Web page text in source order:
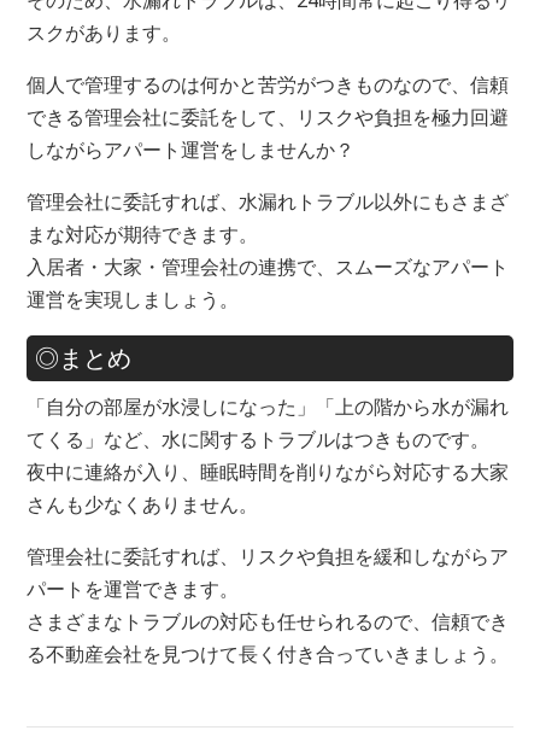
スクがあります。
個人で管理するのは何かと苦労がつきものなので、信頼
できる管理会社に委託をして、リスクや負担を極力回避
しながらアパート運営をしませんか？
管理会社に委託すれば、水漏れトラブル以外にもさまざ
まな対応が期待できます。
入居者・大家・管理会社の連携で、スムーズなアパート
運営を実現しましょう。
◎まとめ
「自分の部屋が水浸しになった」「上の階から水が漏れ
てくる」など、水に関するトラブルはつきものです。
夜中に連絡が入り、睡眠時間を削りながら対応する大家
さんも少なくありません。
管理会社に委託すれば、リスクや負担を緩和しながらア
パートを運営できます。
さまざまなトラブルの対応も任せられるので、信頼でき
る不動産会社を見つけて長く付き合っていきましょう。